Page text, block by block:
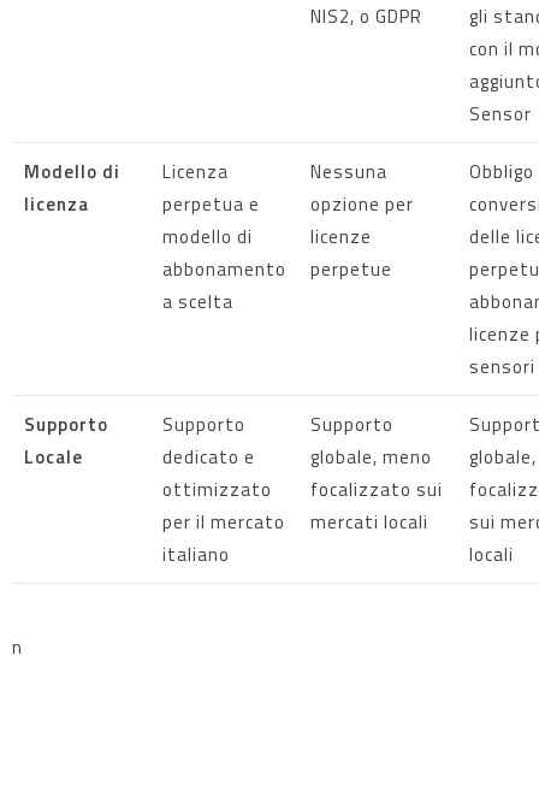
NIS2, o GDPR
gli
con il
Sensor
Modello di
licenza
Licenza
perpetua e
modello di
abbonamento
a scelta
Nessuna
opzione per
licenze
perpetue
delle
licenze
sensori
Supporto
Locale
Supporto
dedicato e
ottimizzato
per il mercato
italiano
Supporto
globale, meno
focalizzato sui
mercati locali
sui
locali
n